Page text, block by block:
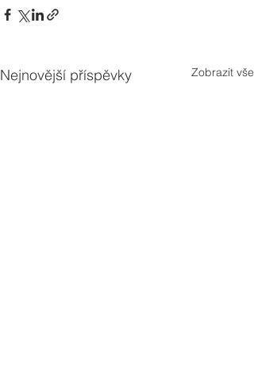
Nejnovější příspěvky Zobrazit vše